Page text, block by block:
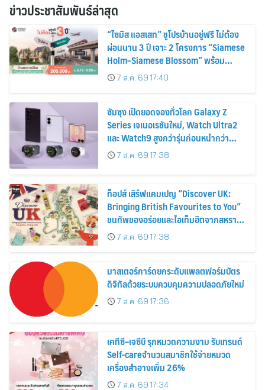
ข่าวประชาสัมพันธ์ล่าสุด
“ไซมิส แอสเสท” ชูโปรบ้านอยู่ฟรี ไม่ต้อง
ผ่อนนาน 3 ปี เจาะ 2 โครงการ “Siamese
Holm–Siamese Blossom” พร้อม
ส่วนลดและสิทธิพิเศษถึง 31 สิงหาคม
2569
7 ส.ค. 69 17:40
ซัมซุง เปิดยอดจองทั่วโลก Galaxy Z
Series เจเนอเรชันใหม่, Watch Ultra2
และ Watch9 สูงกว่ารุ่นก่อนหน้ากว่า
30%7 ส.ค. 69 17:38
ท็อปส์ เสิร์ฟแคมเปญ “Discover UK:
Bringing British Favourites to You”
ขนทัพของอร่อยและไอเท็มฮิตจากสหราช
อาณาจักร ส่งตรงถึงมือตั้งแต่วันนี้ – 18
สิงหาคมนี้
7 ส.ค. 69 17:38
มาสเตอร์การ์ดยกระดับแพลตฟอร์มบัตร
ดิจิทัลด้วยระบบควบคุมความปลอดภัยใหม่
7 ส.ค. 69 17:36
เคทีซี–เจซีบี รุกหมวดความงาม รับเทรนด์
Self-careจำนวนสมาชิกใช้จ่ายหมวด
เครื่องสำอางเพิ่ม 26%
7 ส.ค. 69 17:34